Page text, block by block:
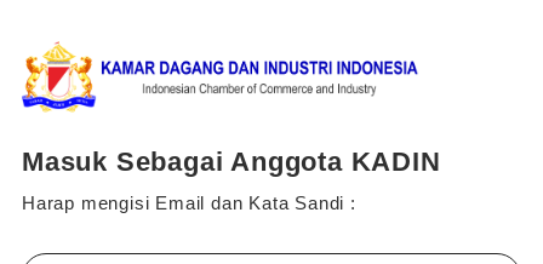
Masuk Sebagai Anggota KADIN
Harap mengisi Email dan Kata Sandi :